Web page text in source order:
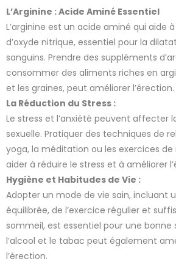
L’Arginine : Acide Aminé Essentiel
L’arginine est un acide aminé qui aide
d’oxyde nitrique, essentiel pour la
sanguins. Prendre des suppléments
consommer des aliments riches en
et les graines, peut améliorer l’érection.
La Réduction du Stress :
Le stress et l’anxiété peuvent affecter
sexuelle. Pratiquer des techniques de
yoga, la méditation ou les exercices de
aider à réduire le stress et à améliorer
Hygiène et Habitudes de Vie :
Adopter un mode de vie sain, incluant
équilibrée, de l’exercice régulier et
sommeil, est essentiel pour une bonne
l’alcool et le tabac peut également
l’érection.
1 avis